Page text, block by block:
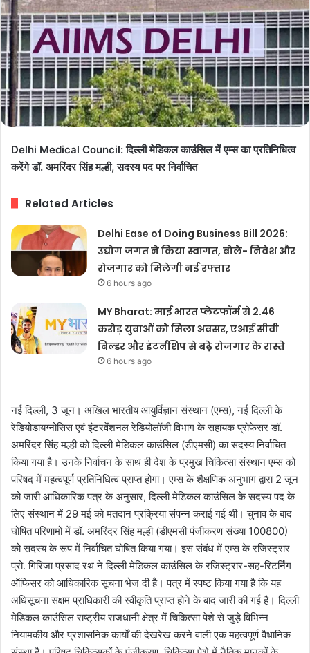
Delhi Medical Council: दिल्ली मेडिकल काउंसिल में एम्स का प्रतिनिधित्व
करेंगे डॉ. अमरिंदर सिंह मल्ही, सदस्य पद पर निर्वाचित
Related Articles
Delhi Ease of Doing Business Bill 2026:
उद्योग जगत ने किया स्वागत, बोले- निवेश और
रोजगार को मिलेगी नई रफ्तार
6 hours ago
MY Bharat: माई भारत प्लेटफॉर्म से 2.46
करोड़ युवाओं को मिला अवसर, एआई सीवी
बिल्डर और इंटर्नशिप से बढ़े रोजगार के रास्ते
6 hours ago
नई दिल्ली, 3 जून। अखिल भारतीय आयुर्विज्ञान संस्थान (एम्स), नई दिल्ली के
रेडियोडायग्नोसिस एवं इंटरवेंशनल रेडियोलॉजी विभाग के सहायक प्रोफेसर डॉ.
अमरिंदर सिंह मल्ही को दिल्ली मेडिकल काउंसिल (डीएमसी) का सदस्य निर्वाचित
किया गया है। उनके निर्वाचन के साथ ही देश के प्रमुख चिकित्सा संस्थान एम्स को
परिषद में महत्वपूर्ण प्रतिनिधित्व प्राप्त होगा। एम्स के शैक्षणिक अनुभाग द्वारा 2 जून
को जारी आधिकारिक पत्र के अनुसार, दिल्ली मेडिकल काउंसिल के सदस्य पद के
लिए संस्थान में 29 मई को मतदान प्रक्रिया संपन्न कराई गई थी। चुनाव के बाद
घोषित परिणामों में डॉ. अमरिंदर सिंह मल्ही (डीएमसी पंजीकरण संख्या 100800)
को सदस्य के रूप में निर्वाचित घोषित किया गया। इस संबंध में एम्स के रजिस्ट्रार
प्रो. गिरिजा प्रसाद रथ ने दिल्ली मेडिकल काउंसिल के रजिस्ट्रार-सह-रिटर्निंग
ऑफिसर को आधिकारिक सूचना भेज दी है। पत्र में स्पष्ट किया गया है कि यह
अधिसूचना सक्षम प्राधिकारी की स्वीकृति प्राप्त होने के बाद जारी की गई है। दिल्ली
मेडिकल काउंसिल राष्ट्रीय राजधानी क्षेत्र में चिकित्सा पेशे से जुड़े विभिन्न
नियामकीय और प्रशासनिक कार्यों की देखरेख करने वाली एक महत्वपूर्ण वैधानिक